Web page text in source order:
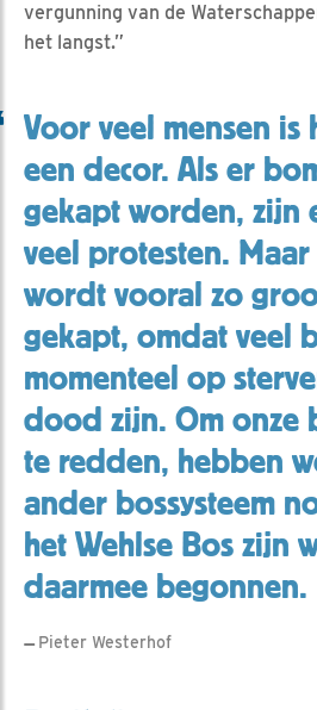
vergunning van de
het langst.”
Voor veel mensen is
een decor. Als er
gekapt worden, zijn
veel protesten.
wordt vooral zo
gekapt, omdat veel
momenteel op
dood zijn. Om onze
te redden, hebben
ander bossysteem
het Wehlse Bos zijn
daarmee begonnen.
Pieter Westerhof